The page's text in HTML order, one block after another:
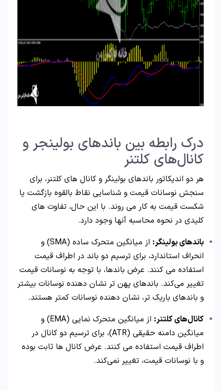
درک رابطه بین باندهای بولینجر و
کانال‌های کلتنر
هر دو اندیکاتور باندهای بولینگر و کانال‌ های کلتنر، برای
سنجش نوسانات قیمت و شناسایی نقاط بالقوه بازگشت یا
شکست قیمت به کار می‌ روند. با این حال، تفاوت‌ های
کلیدی در نحوه محاسبه آنها وجود دارد.
باندهای بولینگر:
از میانگین متحرک ساده (SMA) و
انحراف استاندارد، برای ترسیم دو باند در اطراف قیمت
استفاده می‌ کنند. عرض باندها، با توجه به نوسانات قیمت
تغییر می‌کند. باندهای پهن‌ تر نشان‌ دهنده نوسانات بیشتر
و باندهای باریک‌ تر، نشان‌ دهنده نوسانات کمتر هستند.
کانال‌های کلتنر:
از میانگین متحرک نمایی (EMA) و
میانگین دامنه حقیقی (ATR)، برای ترسیم دو کانال در
اطراف قیمت استفاده می‌ کنند. عرض کانال‌ ها ثابت بوده
و با نوسانات قیمت، تغییر نمی‌کند.